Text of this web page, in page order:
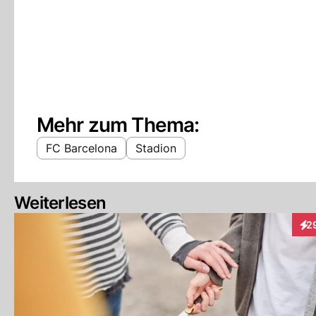
Mehr zum Thema:
FC Barcelona Stadion
Weiterlesen